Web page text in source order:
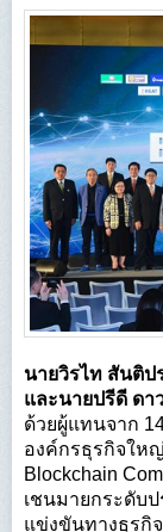
นายวิรไท สันติป
และนายปรีดี ด
ด้วยผู้แทนจาก
องค์กรธุรกิจให
Blockchain
เชนมายกระดับ
แข่งขันทางธุรกิ